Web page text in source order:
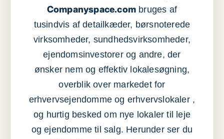
Companyspace.com bruges af
tusindvis af detailkæder, børsnoterede
virksomheder, sundhedsvirksomheder,
ejendomsinvestorer og andre, der
ønsker nem og effektiv lokalesøgning,
overblik over markedet for
erhvervsejendomme og erhvervslokaler ,
og hurtig besked om nye lokaler til leje
og ejendomme til salg. Herunder ser du